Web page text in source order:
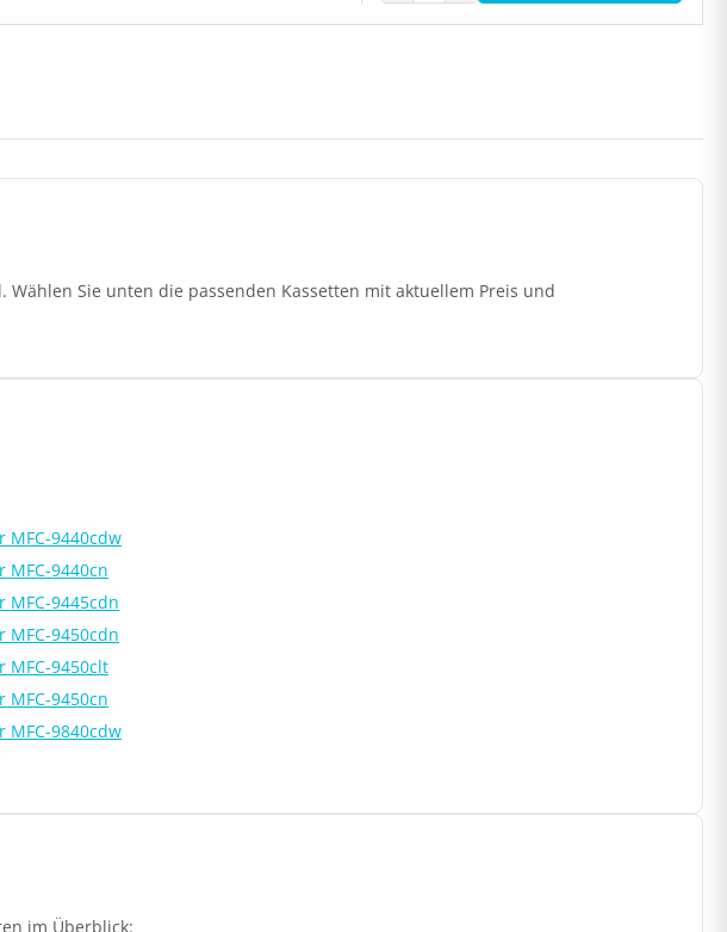
Sie unten die passenden Kassetten mit aktuellem Preis und
MFC-9440cdw
MFC-9440cn
MFC-9445cdn
MFC-9450cdn
MFC-9450clt
MFC-9450cn
MFC-9840cdw
im Überblick: